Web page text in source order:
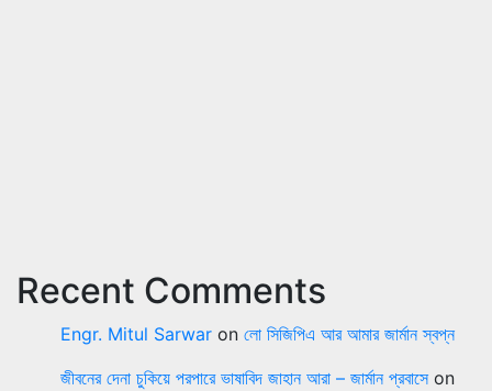
Recent Comments
Engr. Mitul Sarwar on লো সিজিপিএ আর আমার জার্মান স্বপ্ন
জীবনের দেনা চুকিয়ে পরপারে ভাষাবিদ জাহান আরা – জার্মান প্রবাসেon